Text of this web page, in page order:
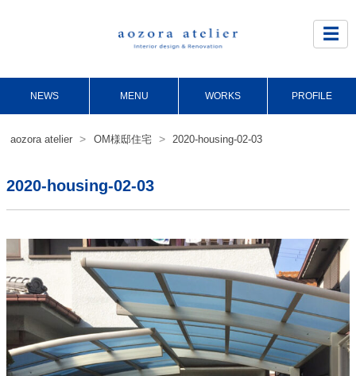
☰
NEWS MENU WORKS PROFILE
aozora atelier > OM様邸住宅 > 2020-housing-02-03
2020-housing-02-03